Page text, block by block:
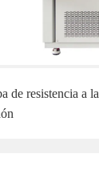
de resistencia a la